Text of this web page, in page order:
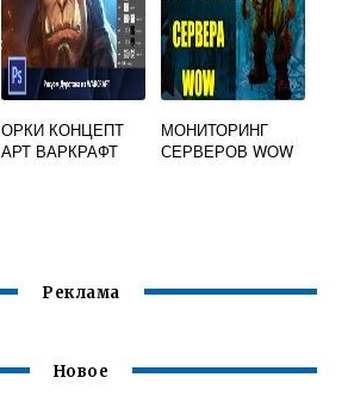
ОРКИ КОНЦЕПТ
АРТ ВАРКРАФТ
МОНИТОРИНГ
СЕРВЕРОВ WOW
Реклама
Новое